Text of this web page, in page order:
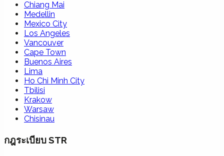
Chiang Mai
Medellin
Mexico City
Los Angeles
Vancouver
Cape Town
Buenos Aires
Lima
Ho Chi Minh City
Tbilisi
Krakow
Warsaw
Chisinau
กฎระเบียบ STR